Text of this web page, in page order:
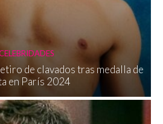
de clavados tras medalla de
en París 2024